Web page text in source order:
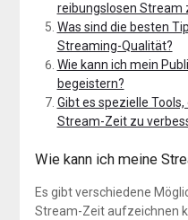
reibungslosen Stream
Was sind die besten
Streaming-Qualität?
Wie kann ich mein
begeistern?
Gibt es spezielle
Stream-Zeit zu
Wie kann ich meine
Es gibt verschiedene
Stream-Zeit aufzeichnen